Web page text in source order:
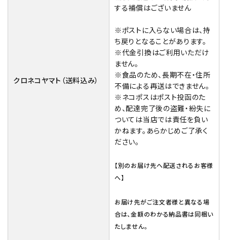
クロネコヤマト（送料込み）
する補償はございません
※ポストに入らない場合は、持
ち戻りとなることがあります。
※代金引換はご利用いただけ
ません。
※食品のため、長期不在・住所
不備による再送はできません。
※ネコポスはポスト投函のた
め、配達完了後の盗難・紛失に
ついては当店では責任を負い
かねます。あらかじめご了承く
ださい。
【別のお届け先へ配送されるお客様
へ】
お届け先がご注文者様と異なる場
合は、金額のわかる納品書は同梱い
たしません。